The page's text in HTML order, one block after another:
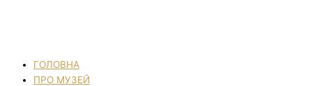
ГОЛОВНА
ПРО МУЗЕЙ